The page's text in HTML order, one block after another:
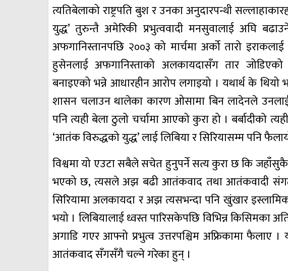
त्यतिबेलाको राष्ट्रपति बुश र उनका अनुदारपन्थी
युद्ध’ तुरुन्तै अमेरिकी प्रभुत्ववादी मनसुवालाई अघि
अफगानिस्तानपछि २००३ को मार्चमा अर्को तारो इराकलाई
हुसेनलाई अफगानिस्ताको अलकायदासँग तार जोडिएको
बनाइएको भन्ने आधारहीन आरोप लगाइयो । यथार्थ के थियो
शासन चलाउन थालेका कारण ओसामा बिन लादेनले उनलाई
पनि त्यही बेला ठुलो चर्चामा आएको कुरा हो । बर्बादीको
‘आतंक विरुद्धको युद्ध’ लाई लिबिया र सिरियासम्म पनि
विश्वमा यो एउटा सबैले सचेत हुनुपर्ने सत्य कुरा छ कि
भएको छ, त्यसले अझ बढी आतंकवाद तथा आतंकवादी
सिरियामा अलकायदा र अझ त्यसभन्दा पनि खुंखार
भयो । लिबियालाई ध्वस्त पारिसकेपछि विभिन्न किसिमका
अगाडि गएर आफ्नो प्रभुत्व उत्तरपश्चिम अफ्रिकामा फैलाए
आतंकवाद सँगसँगै चल्ने गरेका हुन् ।